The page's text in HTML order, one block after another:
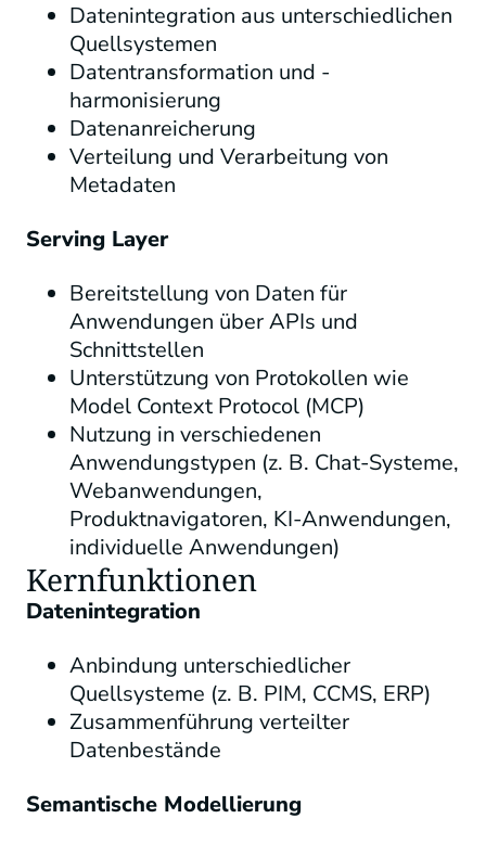
Datenintegration aus unterschiedlichen
Quellsystemen
Datentransformation und -
harmonisierung
Datenanreicherung
Verteilung und Verarbeitung von
Metadaten
Serving Layer
Bereitstellung von Daten für
Anwendungen über APIs und
Schnittstellen
Unterstützung von Protokollen wie
Model Context Protocol (MCP)
Nutzung in verschiedenen
Anwendungstypen (z. B. Chat-Systeme,
Webanwendungen,
Produktnavigatoren, KI-Anwendungen,
individuelle Anwendungen)
Kernfunktionen
Datenintegration
Anbindung unterschiedlicher
Quellsysteme (z. B. PIM, CCMS, ERP)
Zusammenführung verteilter
Datenbestände
Semantische Modellierung